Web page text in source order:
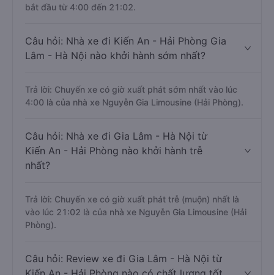
bắt đầu từ 4:00 đến 21:02.
Câu hỏi: Nhà xe đi Kiến An - Hải Phòng Gia
Lâm - Hà Nội nào khởi hành sớm nhất?
Trả lời: Chuyến xe có giờ xuất phát sớm nhất vào lúc
4:00 là của nhà xe Nguyễn Gia Limousine (Hải Phòng).
Câu hỏi: Nhà xe đi Gia Lâm - Hà Nội từ
Kiến An - Hải Phòng nào khởi hành trễ
nhất?
Trả lời: Chuyến xe có giờ xuất phát trễ (muộn) nhất là
vào lúc 21:02 là của nhà xe Nguyễn Gia Limousine (Hải
Phòng).
Câu hỏi: Review xe đi Gia Lâm - Hà Nội từ